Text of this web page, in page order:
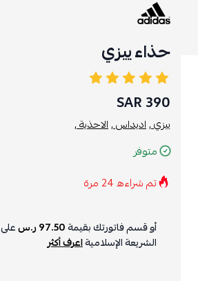
حذاء ييزي
390 SAR
ييزي ,اديداس ,الاحذية ,
متوفر
تم شراءه24 مرة
أو قسم فاتورتك بقيمة97.50 ر.س على
الشريعة الإسلاميةاعرف أكثر